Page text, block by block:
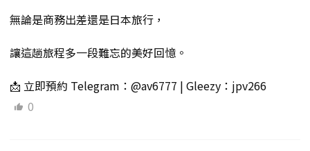
無論是商務出差還是日本旅行，
讓這趟旅程多一段難忘的美好回憶。
📩 立即預約 Telegram：@av6777 | Gleezy：jpv266
0